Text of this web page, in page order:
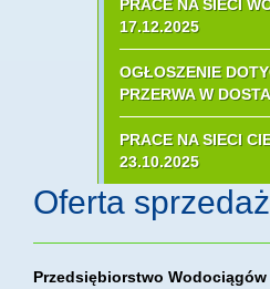
PRACE NA SIECI
17.12.2025
OGŁOSZENIE
PRZERWA W
PRACE NA SIECI
23.10.2025
Oferta
Przedsiębiorstwo